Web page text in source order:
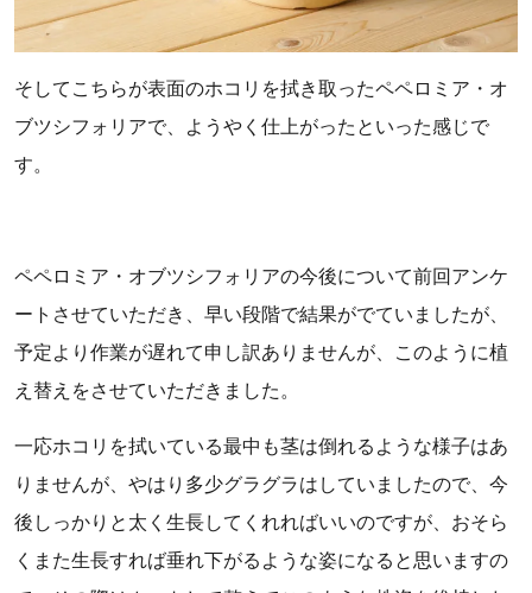
そしてこちらが表面のホコリを拭き取ったペペロミア・オ
ブツシフォリアで、ようやく仕上がったといった感じで
す。
ペペロミア・オブツシフォリアの今後について前回アンケ
ートさせていただき、早い段階で結果がでていましたが、
予定より作業が遅れて申し訳ありませんが、このように植
え替えをさせていただきました。
一応ホコリを拭いている最中も茎は倒れるような様子はあ
りませんが、やはり多少グラグラはしていましたので、今
後しっかりと太く生長してくれればいいのですが、おそら
くまた生長すれば垂れ下がるような姿になると思いますの